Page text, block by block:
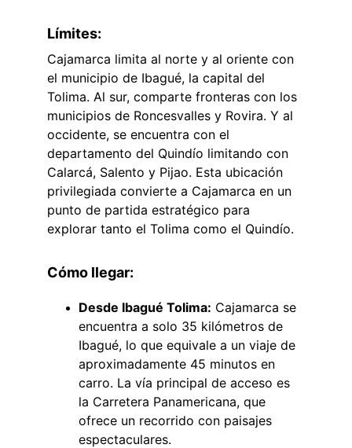
Límites:
Cajamarca limita al norte y al oriente con
el municipio de Ibagué, la capital del
Tolima. Al sur, comparte fronteras con los
municipios de Roncesvalles y Rovira. Y al
occidente, se encuentra con el
departamento del Quindío limitando con
Calarcá, Salento y Pijao. Esta ubicación
privilegiada convierte a Cajamarca en un
punto de partida estratégico para
explorar tanto el Tolima como el Quindío.
Cómo llegar:
Desde Ibagué Tolima: Cajamarca se
encuentra a solo 35 kilómetros de
Ibagué, lo que equivale a un viaje de
aproximadamente 45 minutos en
carro. La vía principal de acceso es
la Carretera Panamericana, que
ofrece un recorrido con paisajes
espectaculares.